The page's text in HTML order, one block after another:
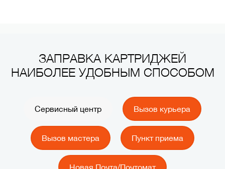
ЗАПРАВКА КАРТРИДЖЕЙ
НАИБОЛЕЕ УДОБНЫМ СПОСОБОМ
Сервисный центр Вызов курьера
Вызов мастера Пункт приема
Новая Почта/Почтомат